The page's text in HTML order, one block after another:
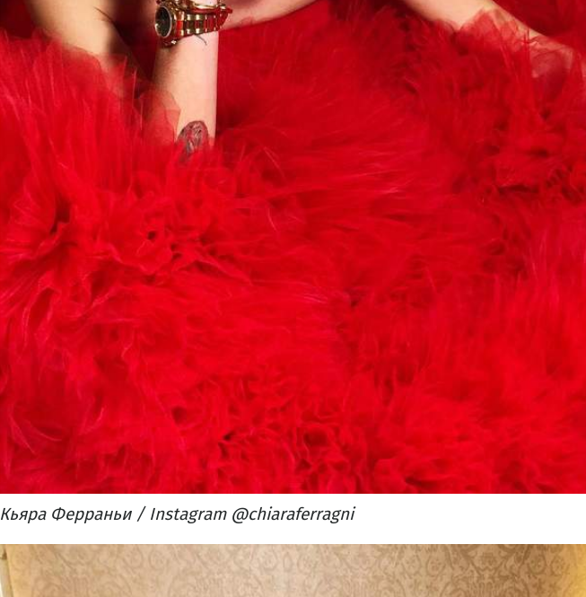
Кьяра Ферраньи / Instagram @chiaraferragni